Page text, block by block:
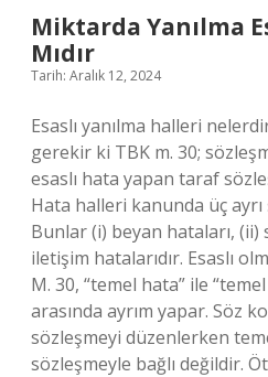
Miktarda Yanılma
Mıdır
Tarih: Aralık 12, 2024
Esaslı yanılma halleri
gerekir ki TBK m. 30;
esaslı hata yapan taraf
Hata halleri kanunda üç
Bunlar (i) beyan hataları, (ii)
iletişim hatalarıdır. Esaslı
M. 30, “temel hata” ile
arasında ayrım yapar. Söz
sözleşmeyi düzenlerken
sözleşmeyle bağlı değildir.